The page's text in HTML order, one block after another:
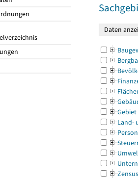
Gebiet
Land-
Zensus